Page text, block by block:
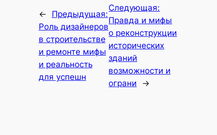
←
Предыдущая:
Роль дизайнеров
в строительстве
и ремонте мифы
и реальность
для успешн
Следующая:
Правда и мифы
о реконструкции
исторических
зданий
возможности и
ограни
→